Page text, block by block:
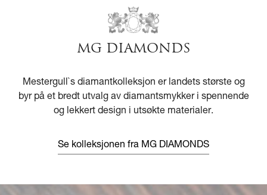
MG DIAMONDS
Mestergull`s diamantkolleksjon er landets største og
byr på et bredt utvalg av diamantsmykker i spennende
og lekkert design i utsøkte materialer.
Se kolleksjonen fra MG DIAMONDS